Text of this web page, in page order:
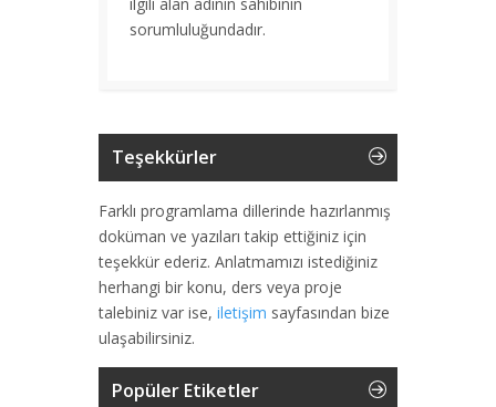
sorumluluğundadır.
Teşekkürler
Farklı programlama dillerinde hazırlanmış
doküman ve yazıları takip ettiğiniz için
teşekkür ederiz. Anlatmamızı istediğiniz
herhangi bir konu, ders veya proje
talebiniz var ise, iletişim sayfasından bize
ulaşabilirsiniz.
Popüler Etiketler